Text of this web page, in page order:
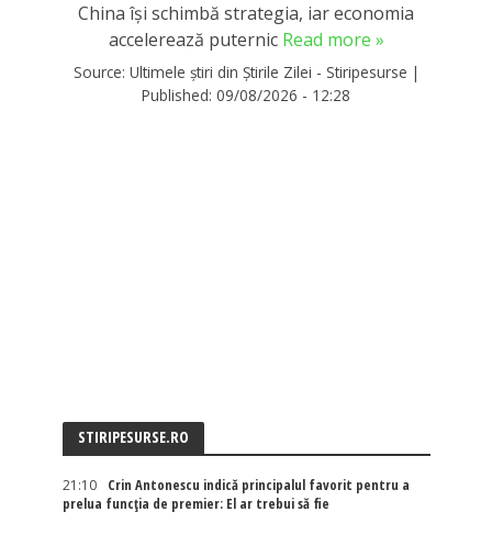
China își schimbă strategia, iar economia
accelerează puternic Read more »
Source: Ultimele știri din Știrile Zilei - Stiripesurse |
Published: 09/08/2026 - 12:28
STIRIPESURSE.RO
21:10
Crin Antonescu indică principalul favorit pentru a
prelua funcția de premier: El ar trebui să fie